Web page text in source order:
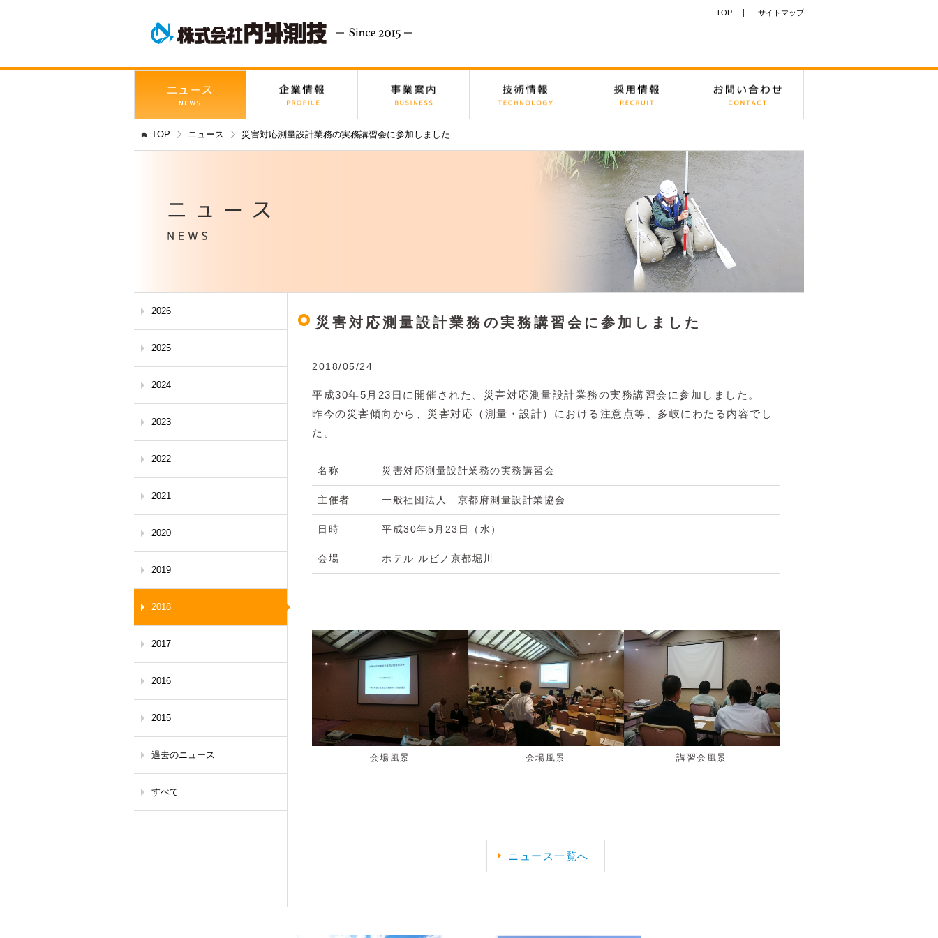
TOP サイトマップ
TOP ニュース 災害対応測量設計業務の実務講習会に参加しました
災害対応測量設計業務の実務講習会に参加しました
2018/05/24
平成30年5月23日に開催された、災害対応測量設計業務の実務講習会に参加しました。
昨今の災害傾向から、災害対応（測量・設計）における注意点等、多岐にわたる内容でし
た。
名称 災害対応測量設計業務の実務講習会
主催者 一般社団法人 京都府測量設計業協会
日時 平成30年5月23日（水）
会場 ホテル ルビノ京都堀川
会場風景 会場風景 講習会風景
ニュース一覧へ
2026
2025
2024
2023
2022
2021
2020
2019
2018
2017
2016
2015
過去のニュース
すべて